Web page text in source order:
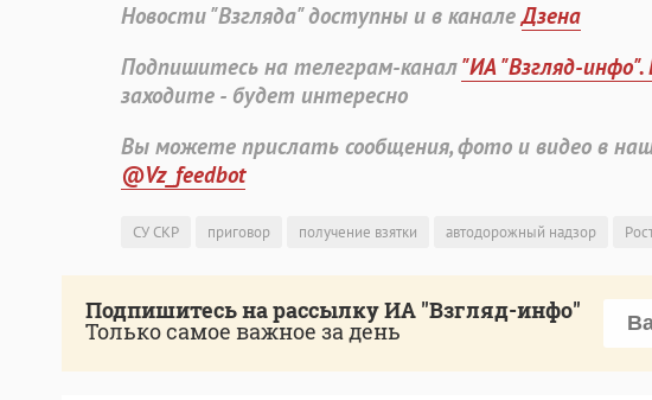
Новости "Взгляда" доступны и в каналеДзена
Подпишитесь на телеграм-канал"ИА "Взгляд-
заходите - будет интересно
Вы можете прислать сообщения, фото и видео в
@Vz_feedbot
СУ СКР приговор получение взятки автодорожный надзор
Подпишитесь на рассылку ИА "Взгляд-инфо"
Только самое важное за день